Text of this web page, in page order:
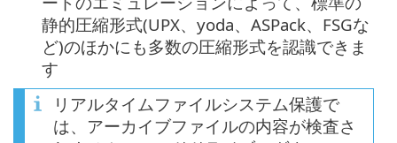
静的圧縮形式(UPX、yoda、ASPack、FSGな
ど)のほかにも多数の圧縮形式を認識できま
す
リアルタイムファイルシステム保護で
は、アーカイブファイルの内容が検査さ